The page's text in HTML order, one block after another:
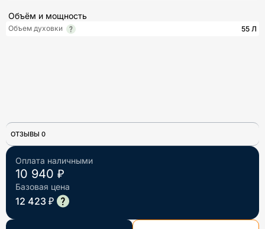
Оплата наличными
10 940 ₽
Базовая цена
12 423 ₽
Объём и мощность
Объем духовки 55 Л
ОТЗЫВЫ 0